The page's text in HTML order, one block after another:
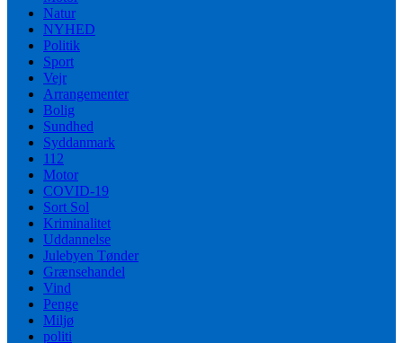
Natur
NYHED
Politik
Sport
Vejr
Arrangementer
Bolig
Sundhed
Syddanmark
112
Motor
COVID-19
Sort Sol
Kriminalitet
Uddannelse
Julebyen Tønder
Grænsehandel
Vind
Penge
Miljø
politi